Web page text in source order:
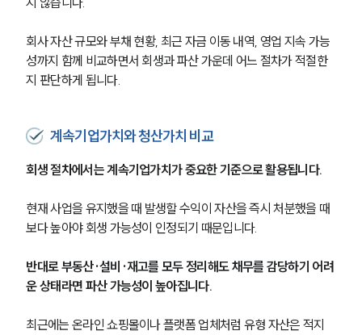
회사 자산 규모와 부채 현황, 최근 자금 이동 내역, 영업 지속 가능
성까지 함께 비교하면서 회생과 파산 가운데 어느 절차가 적절한
지 판단하게 됩니다.
계속기업가치와 청산가치 비교
회생 절차에서는 계속기업가치가 중요한 기준으로 활용됩니다.
현재 사업을 유지했을 때 발생할 수익이 자산을 즉시 처분했을 때
보다 높아야 회생 가능성이 인정되기 때문입니다.
반대로 부동산·설비·재고를 모두 정리해도 채무를 감당하기 어려
운 상태라면 파산 가능성이 높아집니다.
최근에는 온라인 쇼핑몰이나 플랫폼 업체처럼 유형 자산은 적지